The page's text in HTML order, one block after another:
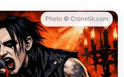
Photo © Cronetik.com